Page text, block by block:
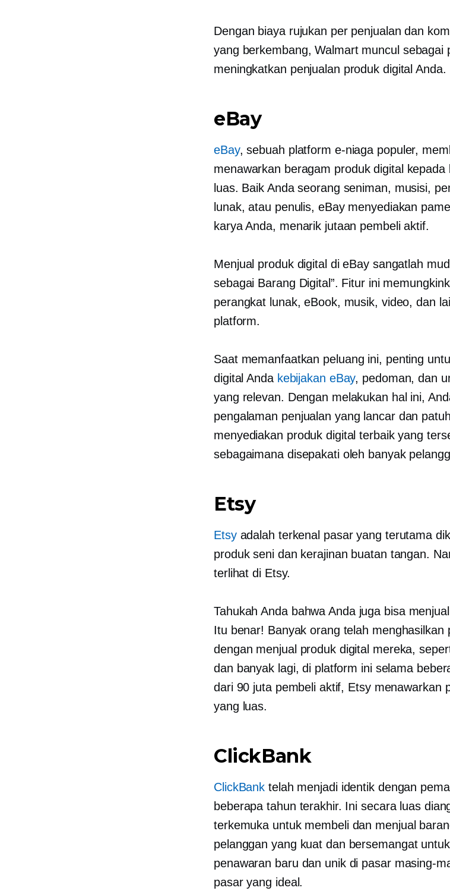
Dengan biaya rujukan per penjualan dan
yang berkembang, Walmart muncul sebagai
meningkatkan penjualan produk digital Anda.
eBay
eBay, sebuah platform e-niaga populer,
menawarkan beragam produk digital kepada
luas. Baik Anda seorang seniman, musisi,
lunak, atau penulis, eBay menyediakan
karya Anda, menarik jutaan pembeli aktif.
Menjual produk digital di eBay sangatlah
sebagai Barang Digital”. Fitur ini
perangkat lunak, eBook, musik, video, dan
platform.
Saat memanfaatkan peluang ini, penting
digital Anda kebijakan eBay, pedoman, dan
yang relevan. Dengan melakukan hal ini,
pengalaman penjualan yang lancar dan
menyediakan produk digital terbaik yang
sebagaimana disepakati oleh banyak
Etsy
Etsyadalah terkenal pasar yang terutama
produk seni dan kerajinan buatan tangan.
terlihat di Etsy.
Tahukah Anda bahwa Anda juga bisa
Itu benar! Banyak orang telah menghasilkan
dengan menjual produk digital mereka,
dan banyak lagi, di platform ini selama
dari 90 juta pembeli aktif, Etsy menawarkan
yang luas.
ClickBank
ClickBank telah menjadi identik dengan
beberapa tahun terakhir. Ini secara luas
terkemuka untuk membeli dan menjual
pelanggan yang kuat dan bersemangat
penawaran baru dan unik di pasar masing-
pasar yang ideal.